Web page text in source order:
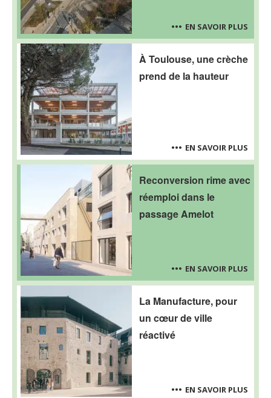
EN SAVOIR PLUS
À Toulouse, une crèche
prend de la hauteur
EN SAVOIR PLUS
Reconversion rime avec
réemploi dans le
passage Amelot
EN SAVOIR PLUS
La Manufacture, pour
un cœur de ville
réactivé
EN SAVOIR PLUS